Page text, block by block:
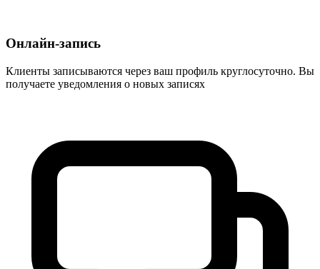
Онлайн-запись
Клиенты записываются через ваш профиль круглосуточно. Вы
получаете уведомления о новых записях